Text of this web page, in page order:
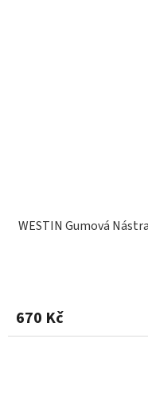
WESTIN Gumová
670 Kč